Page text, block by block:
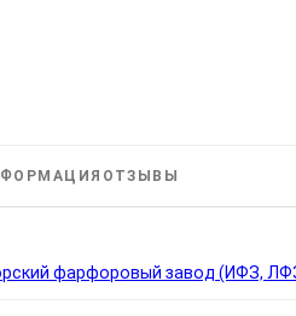
ОТЗЫВЫ
фарфоровый завод (ИФЗ,